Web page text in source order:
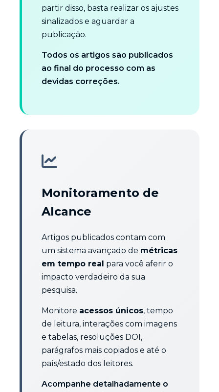
partir disso, basta realizar os ajustes
sinalizados e aguardar a
publicação.
Todos os artigos são publicados
ao final do processo com as
devidas correções.
Monitoramento de
Alcance
Artigos publicados contam com
um sistema avançado de métricas
em tempo real para você aferir o
impacto verdadeiro da sua
pesquisa.
Monitore acessos únicos, tempo
de leitura, interações com imagens
e tabelas, resoluções DOI,
parágrafos mais copiados e até o
país/estado dos leitores.
Acompanhe detalhadamente o